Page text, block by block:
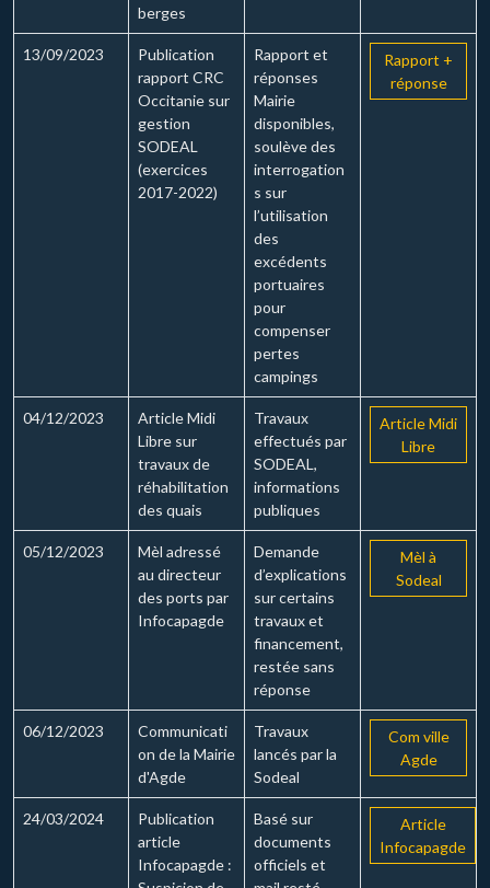
berges
13/09/2023
Publication
rapport CRC
Occitanie sur
gestion
SODEAL
(exercices
2017-2022)
Rapport et
réponses
Mairie
disponibles,
soulève des
interrogation
s sur
l’utilisation
des
excédents
portuaires
pour
compenser
pertes
campings
Rapport +
réponse
04/12/2023
Article Midi
Libre sur
travaux de
réhabilitation
des quais
Travaux
effectués par
SODEAL,
informations
publiques
Article Midi
Libre
05/12/2023
Mèl adressé
au directeur
des ports par
Infocapagde
Demande
d’explications
sur certains
travaux et
financement,
restée sans
réponse
Mèl à
Sodeal
06/12/2023
Communicati
on de la Mairie
d'Agde
Travaux
lancés par la
Sodeal
Com ville
Agde
24/03/2024
Publication
article
Infocapagde :
Basé sur
documents
officiels et
Article
Infocapagde